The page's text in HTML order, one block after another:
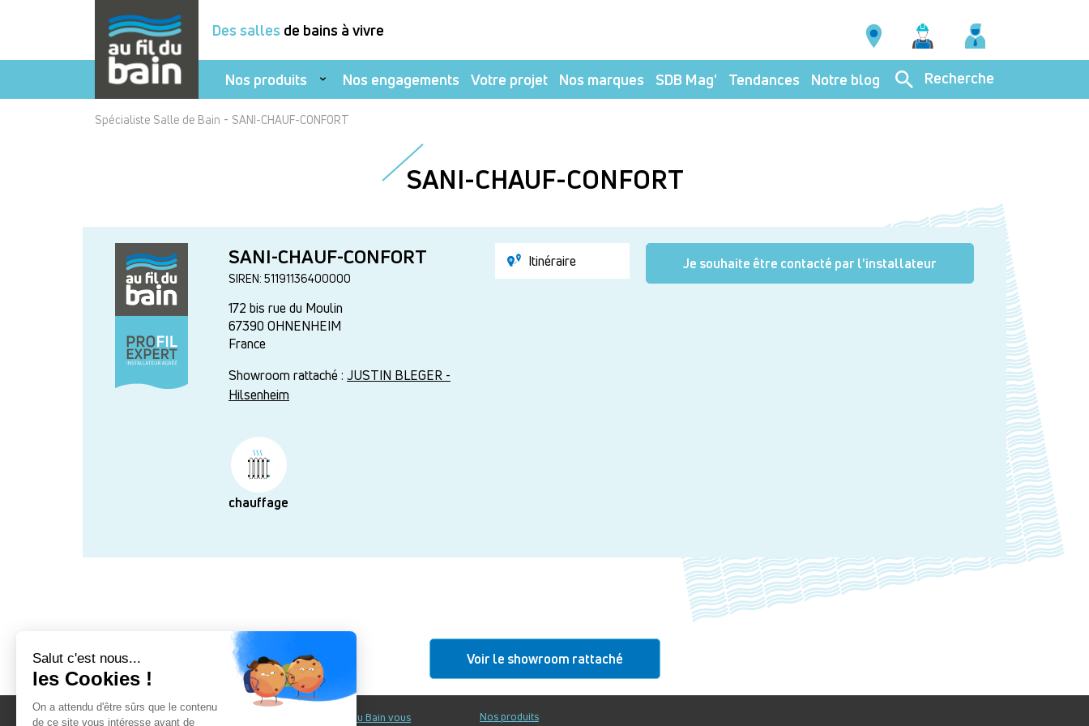
Des salles de bains à vivre
Nos produits Nos engagements Votre projet Nos marques SDB Mag' Tendances Notre blog Recherche
Spécialiste Salle de Bain - SANI-CHAUF-CONFORT
SANI-CHAUF-CONFORT
SANI-CHAUF-CONFORT
SIREN: 51191136400000
172 bis rue du Moulin
67390 OHNENHEIM
France
Showroom rattaché : JUSTIN BLEGER -
Hilsenheim
chauffage
Itinéraire Je souhaite être contacté par l'installateur
Voir le showroom rattaché
Au fil du Bain
Au fil du Bain vous
Nos produits